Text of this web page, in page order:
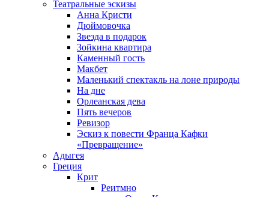
Театральные эскизы
Анна Кристи
Дюймовочка
Звезда в подарок
Зойкина квартира
Каменный гость
Макбет
Маленький спектакль на лоне природы
На дне
Орлеанская дева
Пять вечеров
Ревизор
Эскиз к повести Франца Кафки
«Превращение»
Адыгея
Греция
Крит
Реитмно